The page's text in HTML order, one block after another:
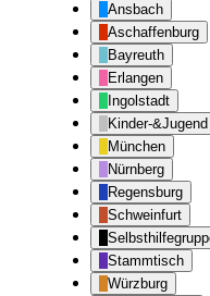
Ansbach
Aschaffenburg
Bayreuth
Erlangen
Ingolstadt
Kinder-&Jugend
München
Nürnberg
Regensburg
Schweinfurt
Stammtisch
Würzburg